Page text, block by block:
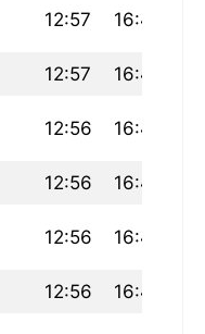
12:57 16:48
12:57 16:47
12:56 16:47
12:56 16:46
12:56 16:45
12:56 16:45